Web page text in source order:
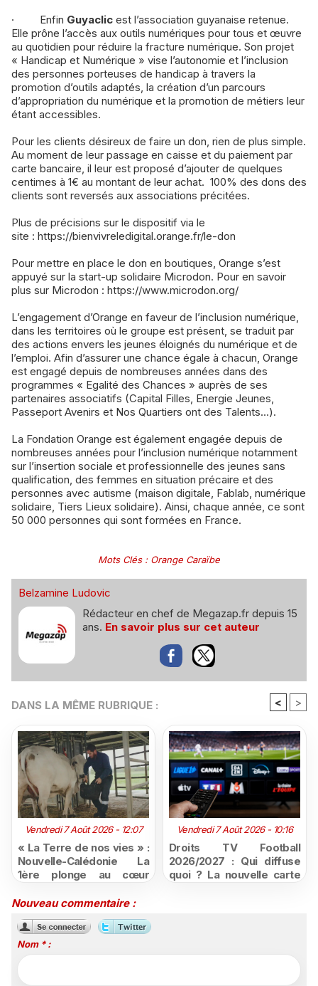
· Enfin Guyaclic est l’association guyanaise retenue.
Elle prône l’accès aux outils numériques pour tous et œuvre
au quotidien pour réduire la fracture numérique. Son projet
« Handicap et Numérique » vise l’autonomie et l’inclusion
des personnes porteuses de handicap à travers la
promotion d’outils adaptés, la création d’un parcours
d’appropriation du numérique et la promotion de métiers leur
étant accessibles.
Pour les clients désireux de faire un don, rien de plus simple.
Au moment de leur passage en caisse et du paiement par
carte bancaire, il leur est proposé d’ajouter de quelques
centimes à 1€ au montant de leur achat. 100% des dons des
clients sont reversés aux associations précitées.
Plus de précisions sur le dispositif via le
site : https://bienvivreledigital.orange.fr/le-don
Pour mettre en place le don en boutiques, Orange s’est
appuyé sur la start-up solidaire Microdon. Pour en savoir
plus sur Microdon : https://www.microdon.org/
L’engagement d’Orange en faveur de l’inclusion numérique,
dans les territoires où le groupe est présent, se traduit par
des actions envers les jeunes éloignés du numérique et de
l’emploi. Afin d’assurer une chance égale à chacun, Orange
est engagé depuis de nombreuses années dans des
programmes « Egalité des Chances » auprès de ses
partenaires associatifs (Capital Filles, Energie Jeunes,
Passeport Avenirs et Nos Quartiers ont des Talents…).
La Fondation Orange est également engagée depuis de
nombreuses années pour l’inclusion numérique notamment
sur l’insertion sociale et professionnelle des jeunes sans
qualification, des femmes en situation précaire et des
personnes avec autisme (maison digitale, Fablab, numérique
solidaire, Tiers Lieux solidaire). Ainsi, chaque année, ce sont
50 000 personnes qui sont formées en France.
Mots Clés: Orange Caraïbe
Belzamine Ludovic
Rédacteur en chef de Megazap.fr depuis 15
ans. En savoir plus sur cet auteur
DANS LA MÊME RUBRIQUE : < >
Vendredi 7 Août 2026 - 12:07
« La Terre de nos vies » :
Nouvelle-Calédonie La
1ère plonge au cœur
mutation
Vendredi 7 Août 2026 - 10:16
Droits TV Football
2026/2027 : Qui diffuse
quoi ? La nouvelle carte
Nouveau commentaire :
Nom * :